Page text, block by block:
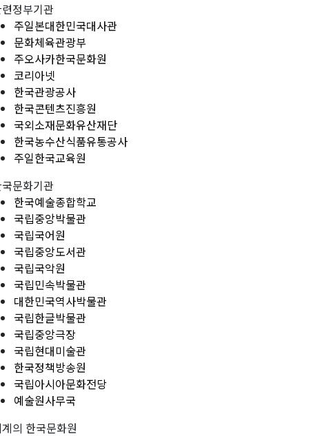
정부기관
주일본대한민국대사관
문화체육관광부
주오사카한국문화원
코리아넷
한국관광공사
한국콘텐츠진흥원
국외소재문화유산재단
한국농수산식품유통공사
주일한국교육원
문화기관
한국예술종합학교
국립중앙박물관
국립국어원
국립중앙도서관
국립국악원
국립민속박물관
대한민국역사박물관
국립한글박물관
국립중앙극장
국립현대미술관
한국정책방송원
국립아시아문화전당
예술원사무국
의 한국문화원